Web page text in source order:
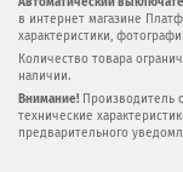
в интернет магазине
характеристики,
Количество товара
наличии.
Внимание! Производитель
технические
предварительного